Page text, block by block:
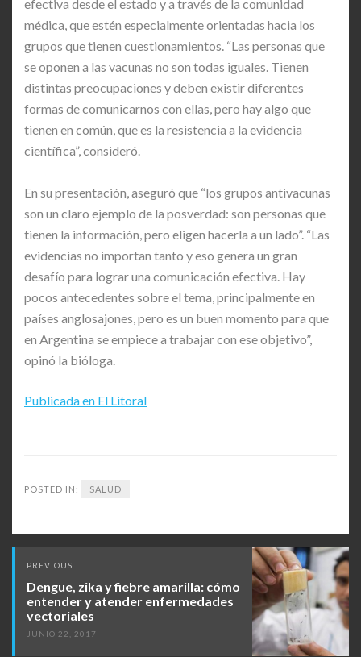
efectiva desde el estado y a través de la comunidad
médica, que estén especialmente orientadas hacia los
grupos que tienen cuestionamientos. “Las personas que
se oponen a las vacunas no son todas iguales. Tienen
distintas preocupaciones y deben existir diferentes
formas de comunicarnos con ellas, pero hay algo que
tienen en común, que es la resistencia a la evidencia
científica”, consideró.
En su presentación, aseguró que “los grupos antivacunas
son un claro ejemplo de la posverdad: son personas que
tienen la información, pero eligen hacerla a un lado”. “Las
evidencias no importan tanto y eso genera un gran
desafío para lograr una comunicación efectiva. Hay
pocos antecedentes sobre el tema, principalmente en
países anglosajones, pero es un buen momento para que
en Argentina se empiece a trabajar con ese objetivo”,
opinó la bióloga.
Publicada en El Litoral
POSTED IN: SALUD
navigation
PREVIOUS
Dengue, zika y fiebre amarilla: cómo
entender y atender enfermedades
vectoriales
JUNIO 22, 2017